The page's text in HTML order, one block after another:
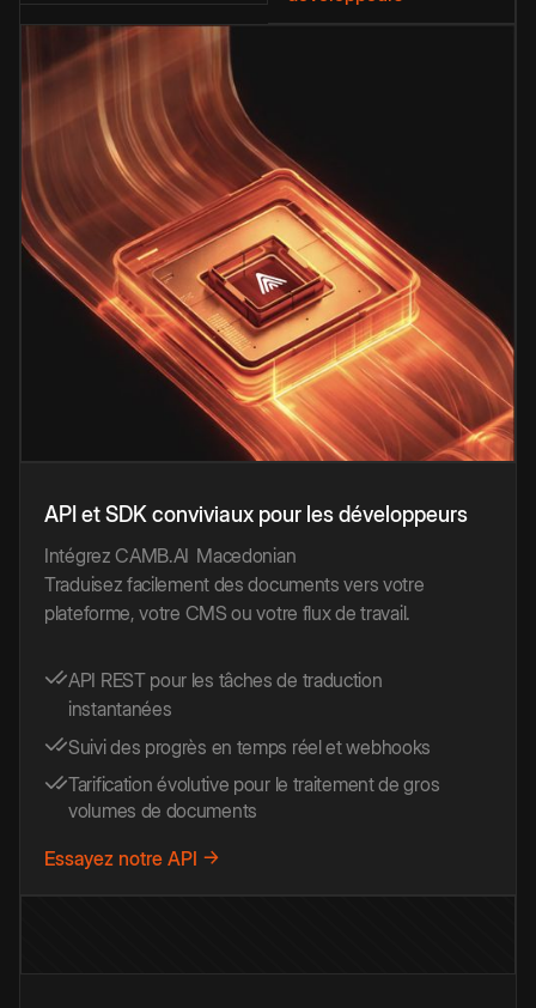
API et SDK conviviaux pour les développeurs
Intégrez CAMB.AI Macedonian
Traduisez facilement des documents vers votre
plateforme, votre CMS ou votre flux de travail.
API REST pour les tâches de traduction
instantanées
Suivi des progrès en temps réel et webhooks
Tarification évolutive pour le traitement de gros
volumes de documents
Essayez notre API →